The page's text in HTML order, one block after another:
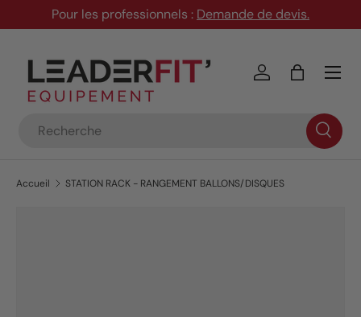
Aller au contenu
Pour les professionnels : Demande de devis.
Se connecter
Panier
Menu
Accueil STATION RACK - RANGEMENT BALLONS/DISQUES